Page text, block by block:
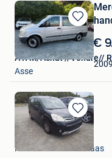
Bewaren
in
Mijn
Favorieten
€
2009
A R M/Achat //Vendre//
Asse
Bewaren
in
Mijn
Favorieten
janssen h
Mechelen-Aan-De-Maas